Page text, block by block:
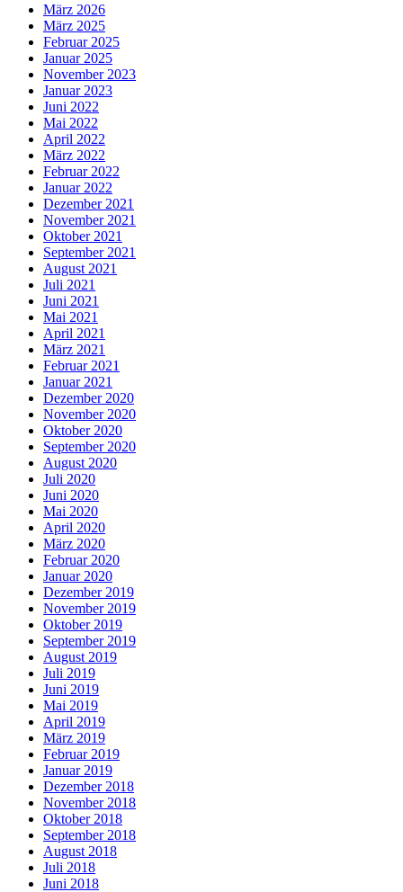
März 2026
März 2025
Februar 2025
Januar 2025
November 2023
Januar 2023
Juni 2022
Mai 2022
April 2022
März 2022
Februar 2022
Januar 2022
Dezember 2021
November 2021
Oktober 2021
September 2021
August 2021
Juli 2021
Juni 2021
Mai 2021
April 2021
März 2021
Februar 2021
Januar 2021
Dezember 2020
November 2020
Oktober 2020
September 2020
August 2020
Juli 2020
Juni 2020
Mai 2020
April 2020
März 2020
Februar 2020
Januar 2020
Dezember 2019
November 2019
Oktober 2019
September 2019
August 2019
Juli 2019
Juni 2019
Mai 2019
April 2019
März 2019
Februar 2019
Januar 2019
Dezember 2018
November 2018
Oktober 2018
September 2018
August 2018
Juli 2018
Juni 2018